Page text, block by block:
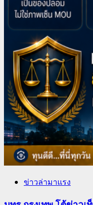
ข่าวล่ามาแรง